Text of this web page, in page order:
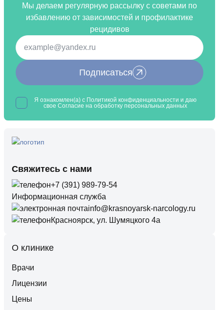
Мы делаем регулярную рассылку с советами по
избавлению от зависимостей и профилактике
рецидивов
Подписаться
Я ознакомлен(а) с Политикой конфиденциальности и даю
свое Согласие на обработку персональных данных
Свяжитесь с нами
+7 (391) 989-79-54
Информационная служба
info@krasnoyarsk-narcology.ru
Красноярск, ул. Шумяцкого 4а
О клинике
Врачи
Лицензии
Цены